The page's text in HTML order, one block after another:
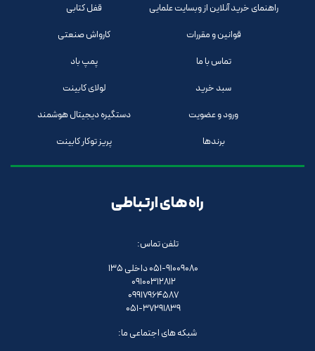
راهنمای خرید آنلاین از وبسایت علمایی
قوانین و مقررات
تماس با ما
سبد خرید
ورود و عضویت
برندها
قفل کتابی
کارواش صنعتی
پمپ باد
لولای کابینت
دستگیره دیجیتال هوشمند
پریز توکار کابینت
راه های ارتباطی
تلفن تماس:
051-91009080 داخلی 135
09100312812
09917964587
051-37291839
شبکه های اجتماعی ما: